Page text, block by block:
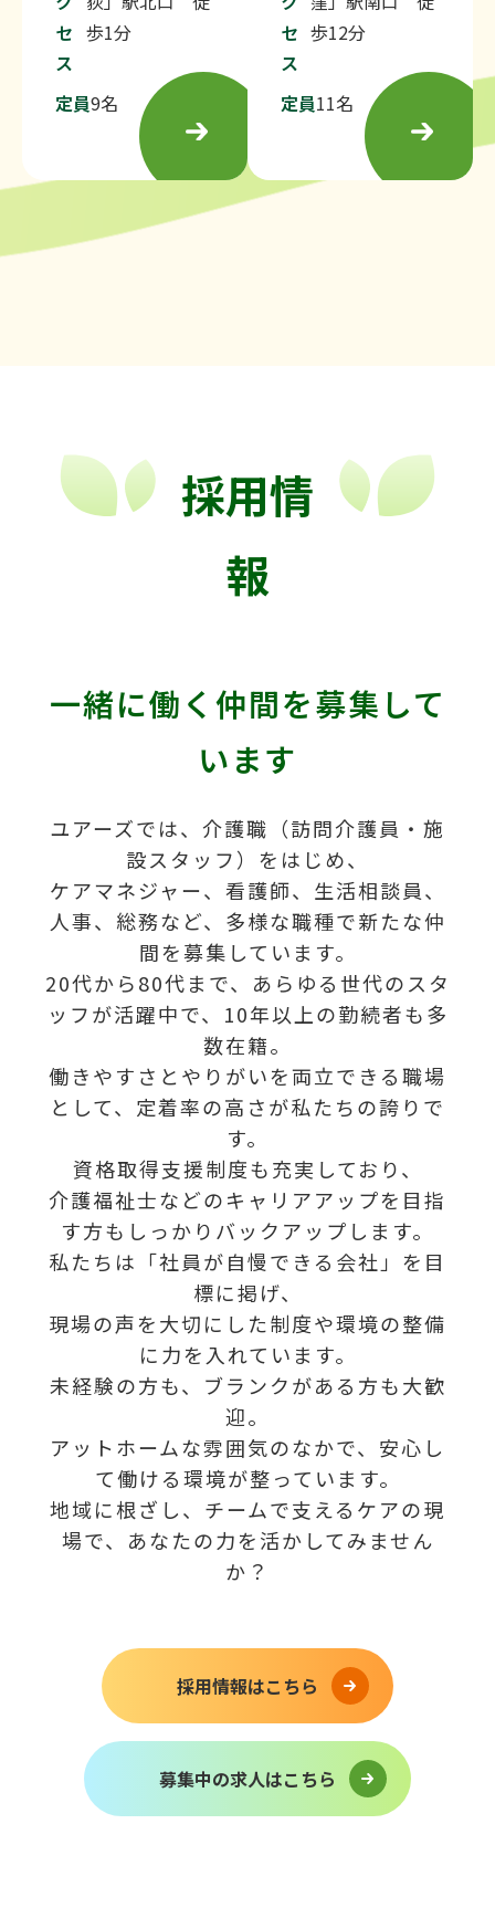
セ
ス
歩1分
定員9名
セ
ス
歩12分
定員11名
採用情
報
一緒に働く仲間を募集して
います
ユアーズでは、介護職（訪問介護員・施
設スタッフ）をはじめ、
ケアマネジャー、看護師、生活相談員、
人事、総務など、多様な職種で新たな仲
間を募集しています。
20代から80代まで、あらゆる世代のスタ
ッフが活躍中で、10年以上の勤続者も多
数在籍。
働きやすさとやりがいを両立できる職場
として、定着率の高さが私たちの誇りで
す。
資格取得支援制度も充実しており、
介護福祉士などのキャリアアップを目指
す方もしっかりバックアップします。
私たちは「社員が自慢できる会社」を目
標に掲げ、
現場の声を大切にした制度や環境の整備
に力を入れています。
未経験の方も、ブランクがある方も大歓
迎。
アットホームな雰囲気のなかで、安心し
て働ける環境が整っています。
地域に根ざし、チームで支えるケアの現
場で、あなたの力を活かしてみません
か？
採用情報はこちら
募集中の求人はこちら